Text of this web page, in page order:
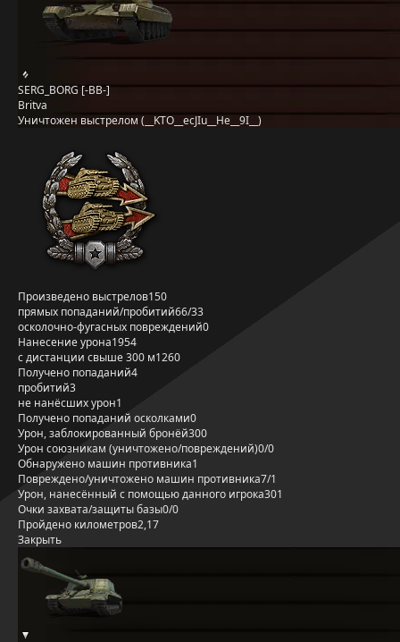
SERG_BORG [-BB-]
Britva
Уничтожен выстрелом (__KTO__ecJIu__He__9I__)
Произведено выстрелов150
прямых попаданий/пробитий66/33
осколочно-фугасных повреждений0
Нанесение урона1954
с дистанции свыше 300 м1260
Получено попаданий4
пробитий3
не нанёсших урон1
Получено попаданий осколками0
Урон, заблокированный бронёй300
Урон союзникам (уничтожено/повреждений)0/0
Обнаружено машин противника1
Повреждено/уничтожено машин противника7/1
Урон, нанесённый с помощью данного игрока301
Очки захвата/защиты базы0/0
Пройдено километров2,17
Закрыть